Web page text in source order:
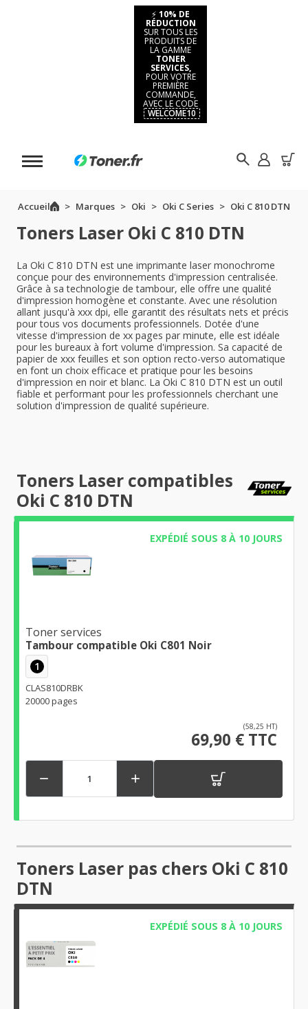
⚡ 10% DE
RÉDUCTION
SUR TOUS LES
PRODUITS DE
LA GAMME
TONER
SERVICES,
POUR VOTRE
PREMIÈRE
COMMANDE,
AVEC LE CODE
WELCOME10
Accueil Marques Oki Oki C Series Oki C 810 DTN
Toners Laser Oki C 810 DTN
La Oki C 810 DTN est une imprimante laser monochrome
conçue pour des environnements d'impression centralisée.
Grâce à sa technologie de tambour, elle offre une qualité
d'impression homogène et constante. Avec une résolution
allant jusqu'à xxx dpi, elle garantit des résultats nets et précis
pour tous vos documents professionnels. Dotée d'une
vitesse d'impression de xx pages par minute, elle est idéale
pour les bureaux à fort volume d'impression. Sa capacité de
papier de xxx feuilles et son option recto-verso automatique
en font un choix efficace et pratique pour les besoins
d'impression en noir et blanc. La Oki C 810 DTN est un outil
fiable et performant pour les professionnels cherchant une
solution d'impression de qualité supérieure.
Toners Laser compatibles
Oki C 810 DTN
EXPÉDIÉ SOUS 8 À 10 JOURS
Toner services
Tambour compatible Oki C801 Noir
1
CLAS810DRBK
20000 pages
(58,25 HT)
69,90 € TTC
 
Toners Laser pas chers Oki C 810
DTN
EXPÉDIÉ SOUS 8 À 10 JOURS